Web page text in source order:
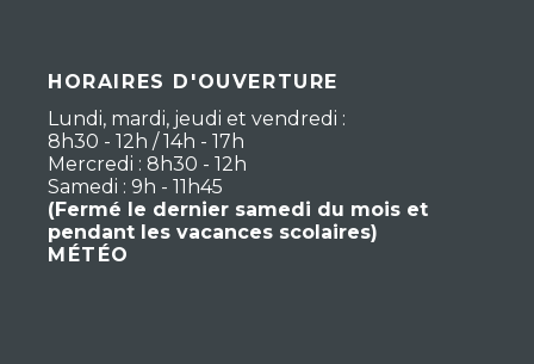
HORAIRES D'OUVERTURE
Lundi, mardi, jeudi et vendredi :
8h30 - 12h / 14h - 17h
Mercredi : 8h30 - 12h
Samedi : 9h - 11h45
(Fermé le dernier samedi du mois et
pendant les vacances scolaires)
MÉTÉO